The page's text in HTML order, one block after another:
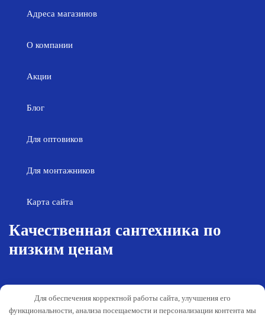
Адреса магазинов
О компании
Акции
Блог
Для оптовиков
Для монтажников
Карта сайта
Качественная сантехника по
низким ценам
Гарантия и обслуживание
Для обеспечения корректной работы сайта, улучшения его
функциональности, анализа посещаемости и персонализации контента мы